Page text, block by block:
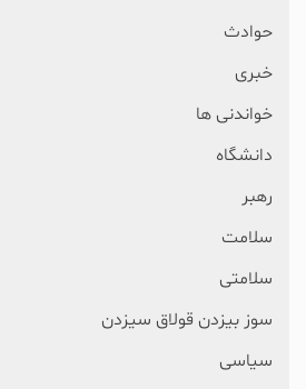
حوادث
خبری
خواندنی ها
دانشگاه
رهبر
سلامت
سلامتی
سوز بیزدن قولاق سیزدن
سیاسی